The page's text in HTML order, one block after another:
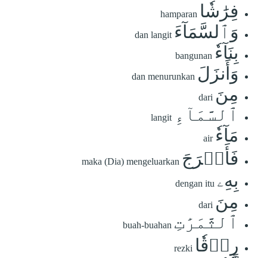
فِرَٰشٗا hamparan
وَٱلسَّمَآءَ dan langit
بِنَآءٗ bangunan
وَأَنزَلَ dan menurunkan
مِنَ dari
ٱلسَّمَآءِ langit
مَآءٗ air
فَأَخۡرَجَ maka (Dia) mengeluarkan
بِهِۦ dengan itu
مِنَ dari
ٱلثَّمَرَٰتِ buah-buahan
رِزۡقٗا rezki